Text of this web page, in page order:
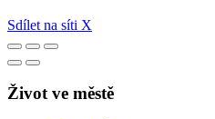
Sdílet na síti X
Život ve městě